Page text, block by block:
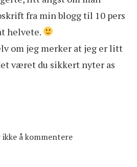
fra min blogg til 10 pers
helvete.
om jeg merker at jeg er litt
været du sikkert nyter as
å kommentere